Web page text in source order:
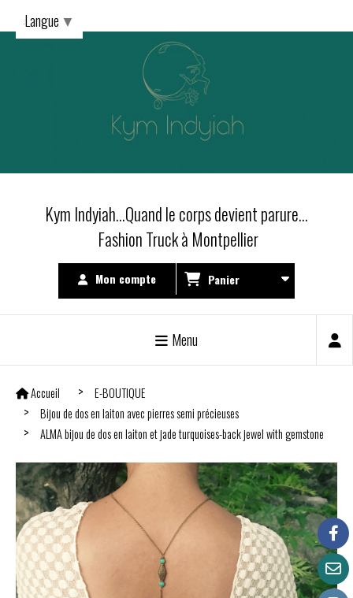
Kym Indyiah...Quand le corps devient parure...
Fashion Truck à Montpellier
Mon compte Panier
Menu
Accueil
E-BOUTIQUE
Bijou de dos en laiton avec pierres semi précieuses
ALMA bijou de dos en laiton et jade turquoises-back jewel with gemstone
Langue ▼